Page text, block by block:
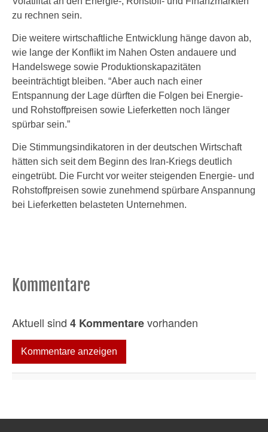
zu rechnen sein.
Die weitere wirtschaftliche Entwicklung hänge davon ab,
wie lange der Konflikt im Nahen Osten andauere und
Handelswege sowie Produktionskapazitäten
beeinträchtigt bleiben. “Aber auch nach einer
Entspannung der Lage dürften die Folgen bei Energie-
und Rohstoffpreisen sowie Lieferketten noch länger
spürbar sein.”
Die Stimmungsindikatoren in der deutschen Wirtschaft
hätten sich seit dem Beginn des Iran-Kriegs deutlich
eingetrübt. Die Furcht vor weiter steigenden Energie- und
Rohstoffpreisen sowie zunehmend spürbare Anspannung
bei Lieferketten belasteten Unternehmen.
Kommentare
Aktuell sind 4 Kommentarevorhanden
Kommentare anzeigen